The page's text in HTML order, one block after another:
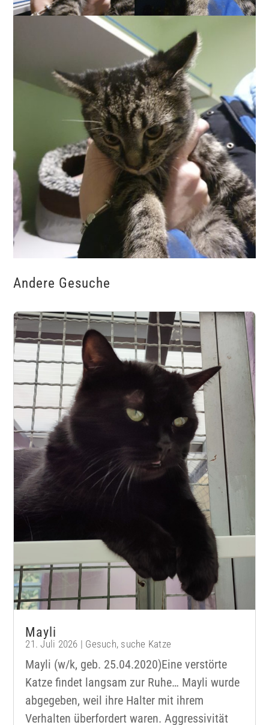
Andere Gesuche
Mayli
21. Juli 2026 | Gesuch, suche Katze
Mayli (w/k, geb. 25.04.2020)Eine verstörte
Katze findet langsam zur Ruhe… Mayli wurde
abgegeben, weil ihre Halter mit ihrem
Verhalten überfordert waren. Aggressivität